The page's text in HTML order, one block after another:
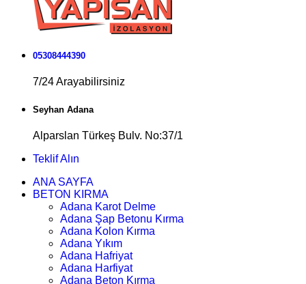
05308444390
7/24 Arayabilirsiniz
Seyhan Adana
Alparslan Türkeş Bulv. No:37/1
Teklif Alın
ANA SAYFA
BETON KIRMA
Adana Karot Delme
Adana Şap Betonu Kırma
Adana Kolon Kırma
Adana Yıkım
Adana Hafriyat
Adana Harfiyat
Adana Beton Kırma